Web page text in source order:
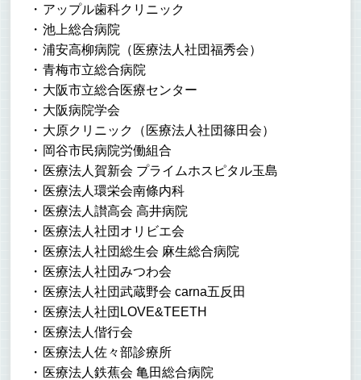
アップル歯科クリニック
池上総合病院
浦安高柳病院（医療法人社団福秀会）
青梅市立総合病院
大阪市立総合医療センター
大阪病院学会
大原クリニック（医療法人社団篠田会）
岡谷市民病院労働組合
医療法人賀新会 プライムホスピタル玉島
医療法人環栄会南條内科
医療法人讃高会 高井病院
医療法人社団オリビエ会
医療法人社団総生会 麻生総合病院
医療法人社団みつわ会
医療法人社団武蔵野会 carna五反田
医療法人社団LOVE&TEETH
医療法人偕行会
医療法人佐々部診療所
医療法人鉄蕉会 亀田総合病院